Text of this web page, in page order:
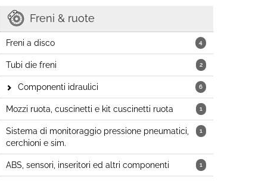
Freni & ruote
4
Freni a disco
2
Tubi die freni
6
Componenti idraulici
1
Mozzi ruota, cuscinetti e kit cuscinetti ruota
1
Sistema di monitoraggio pressione pneumatici,
cerchioni e sim.
1
ABS, sensori, inseritori ed altri componenti